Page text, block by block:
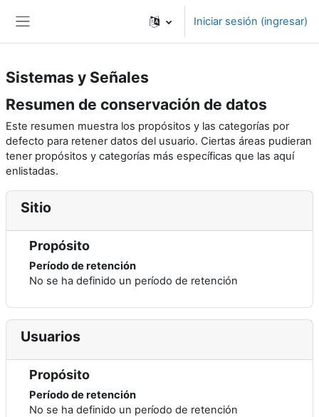
Iniciar sesión (ingresar)
Sistemas y Señales
Resumen de conservación de datos
Este resumen muestra los propósitos y las categorías por
defecto para retener datos del usuario. Ciertas áreas pudieran
tener propósitos y categorías más específicas que las aquí
enlistadas.
Sitio
Propósito
Período de retención
No se ha definido un período de retención
Usuarios
Propósito
Período de retención
No se ha definido un período de retención